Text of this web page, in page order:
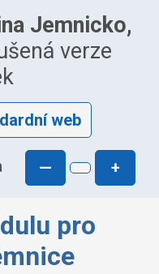
Jemnicko,
verze
web
— +
pro